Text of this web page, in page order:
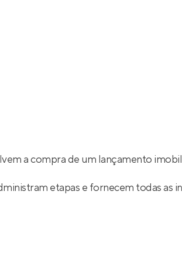
a compra de um lançamento
etapas e fornecem todas as